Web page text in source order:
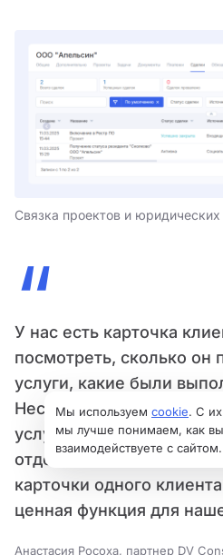
Мы используем cookie. С
мы лучше понимаем, как вы
взаимодействуете с сайтом.
Связка проектов и юридических
“
У нас есть карточка
посмотреть, сколько он
услуги, какие были
Несмотря на то что мы
услуг, которые еще и
отделы. Такая
карточки одного
ценная функция для
Анастасия Росоха, партнер DV